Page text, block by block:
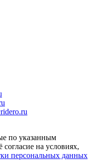
по указанным
на условиях,
персональных данных